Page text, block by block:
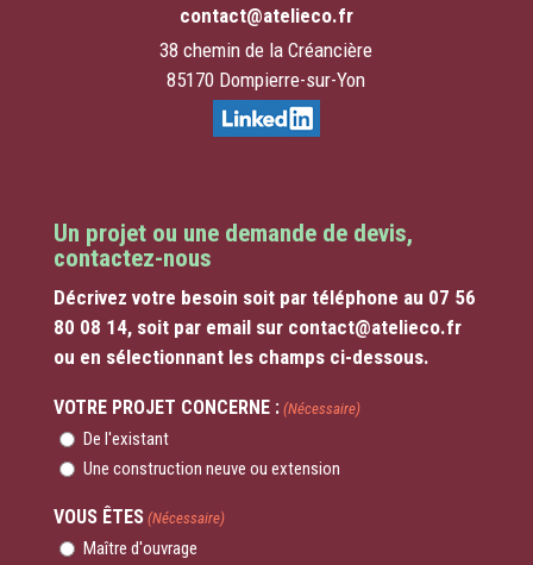
contact@atelieco.fr
38 chemin de la Créancière
85170 Dompierre-sur-Yon
Un projet ou une demande de devis,
contactez-nous
Décrivez votre besoin soit par téléphone au 07 56
80 08 14, soit par email sur contact@atelieco.fr
ou en sélectionnant les champs ci-dessous.
VOTRE PROJET CONCERNE : (Nécessaire)
De l'existant
Une construction neuve ou extension
VOUS ÊTES (Nécessaire)
Maître d'ouvrage